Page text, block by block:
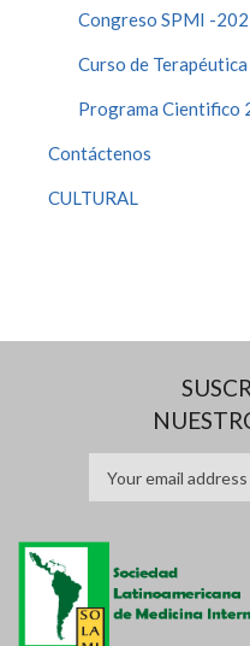
Congreso SPMI -
Curso de
Programa Cientifico
Contáctenos
CULTURAL